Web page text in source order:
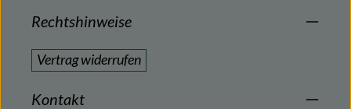
Rechtshinweise
Vertrag widerrufen
Kontakt